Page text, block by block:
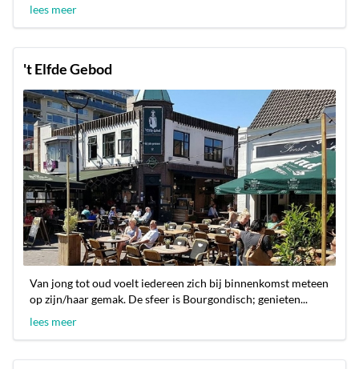
lees meer
't Elfde Gebod
Van jong tot oud voelt iedereen zich bij binnenkomst meteen
op zijn/haar gemak. De sfeer is Bourgondisch; genieten...
lees meer